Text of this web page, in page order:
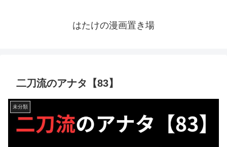
はたけの漫画置き場
二刀流のアナタ【83】
未分類